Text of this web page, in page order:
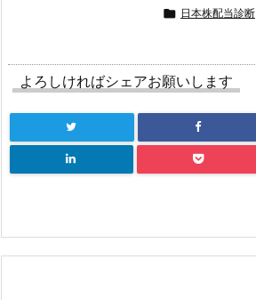
 日本株配当診断
よろしければシェアお願いします